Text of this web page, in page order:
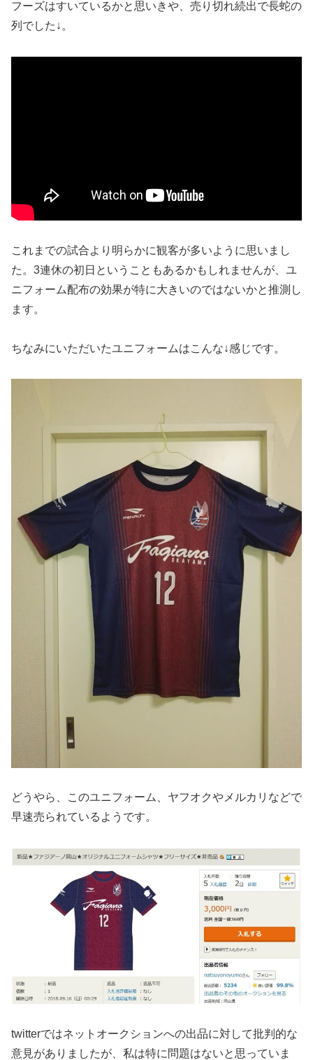
フーズはすいているかと思いきや、売り切れ続出で長蛇の
列でした↓。
これまでの試合より明らかに観客が多いように思いまし
た。3連休の初日ということもあるかもしれませんが、ユ
ニフォーム配布の効果が特に大きいのではないかと推測し
ます。
ちなみにいただいたユニフォームはこんな↓感じです。
どうやら、このユニフォーム、ヤフオクやメルカリなどで
早速売られているようです。
twitterではネットオークションへの出品に対して批判的な
意見がありましたが、私は特に問題はないと思っていま